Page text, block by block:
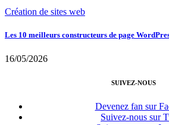
Création de sites web
Les 10 meilleurs constructeurs de page
16/05/2026
SUIVEZ-NOUS
Devenez fan sur
Suivez-nous sur